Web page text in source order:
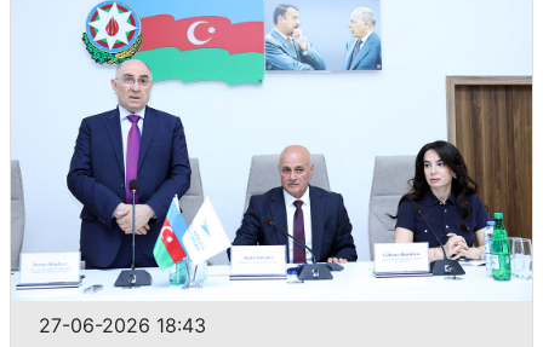
27-06-2026 18:43